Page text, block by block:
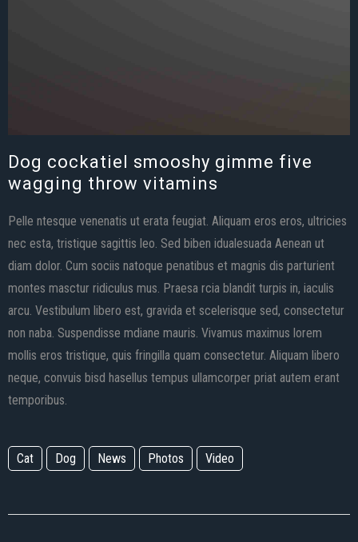
Dog cockatiel smooshy gimme five
wagging throw vitamins
Pelle ntesque venenatis ut erata feugiat. Aliquam eros eros, ultricies
nec esta, tristique sagittis leo. Sed biben idualesuada Aenean ut
diam dolor. Cum sociis natoque penatibus et magnis dis parturient
montes masctur ridiculus mus. Praesa rcia blandit turpis in, iaculis
arcu. Vestibulum libero est, gravida et scelerisque sed, consectetur
non naba. Suspendisse mdiane mauris. Vivamus maximus lorem
mollis eros tristique, quis fringilla quam consectetur. Aliquam libero
neque, convuis bisd hasellus tempus ullamcorper priat autem erant
temporibus.
Cat Dog News Photos Video